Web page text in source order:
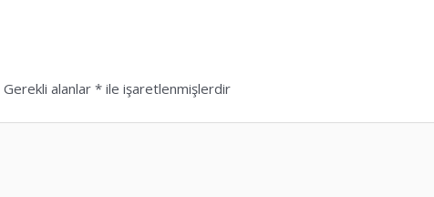
Gerekli alanlar* ile işaretlenmişlerdir